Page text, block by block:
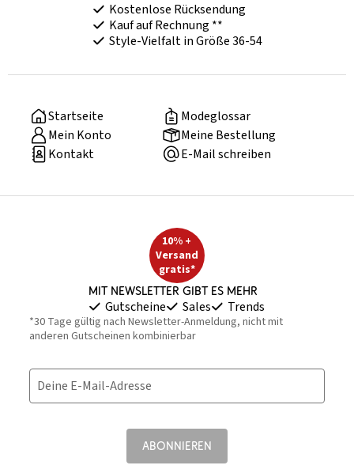
Kostenlose Rücksendung
Kauf auf Rechnung **
Style-Vielfalt in Größe 36-54
Startseite
Modeglossar
Mein Konto
Meine Bestellung
Kontakt
E-Mail schreiben
10% +
Versand
gratis*
Mit Newsletter gibt es mehr
Gutscheine Sales Trends
*30 Tage gültig nach Newsletter-Anmeldung, nicht mit
anderen Gutscheinen kombinierbar
Deine E-Mail-Adresse
ABONNIEREN